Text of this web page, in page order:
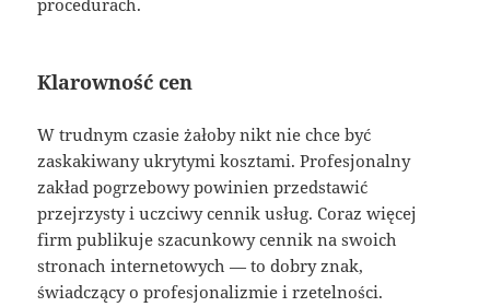
Klarowność cen
W trudnym czasie żałoby nikt nie chce być
zaskakiwany ukrytymi kosztami. Profesjonalny
zakład pogrzebowy powinien przedstawić
przejrzysty i uczciwy cennik usług. Coraz więcej
firm publikuje szacunkowy cennik na swoich
stronach internetowych — to dobry znak,
świadczący o profesjonalizmie i rzetelności.